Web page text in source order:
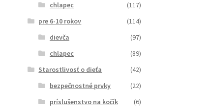
chlapec
(117)
pre 6-10 rokov
(114)
dievča
(97)
chlapec
(89)
Starostlivosť o dieťa
(42)
bezpečnostné prvky
(22)
príslušenstvo na kočík
(6)